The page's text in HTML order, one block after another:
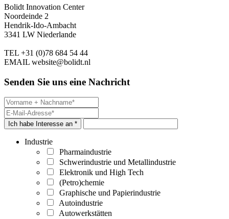
Bolidt Innovation Center
Noordeinde 2
Hendrik-Ido-Ambacht
3341 LW Niederlande
TEL +31 (0)78 684 54 44
EMAIL website@bolidt.nl
Senden Sie uns eine Nachricht
Ich habe Interesse an *
Industrie
Pharmaindustrie
Schwerindustrie und Metallindustrie
Elektronik und High Tech
(Petro)chemie
Graphische und Papierindustrie
Autoindustrie
Autowerkstätten